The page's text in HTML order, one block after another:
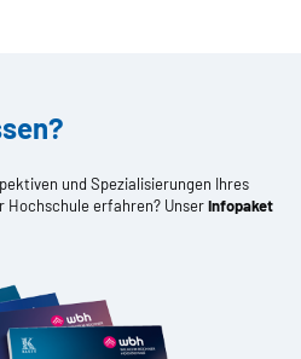
und Spezialisierungen Ihres
Hochschule erfahren? UnserInfopaket